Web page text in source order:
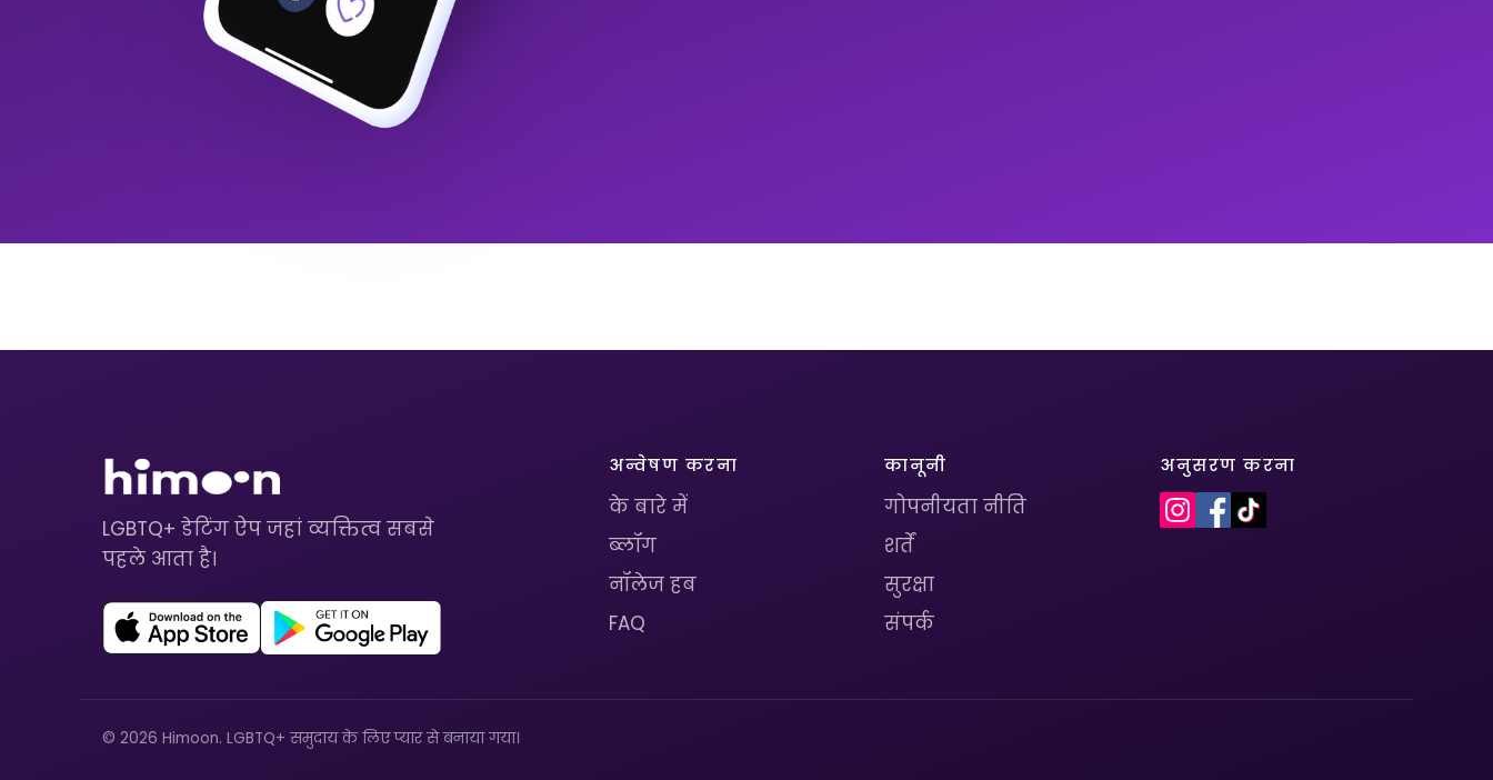
LGBTQ+ डेटिंग ऐप जहां व्यक्तित्व सबसे
पहले आता है।
अन्वेषण करना
के बारे में
ब्लॉग
नॉलेज हब
FAQ
कानूनी
गोपनीयता नीति
शर्तें
सुरक्षा
संपर्क
अनुसरण करना
© 2026 Himoon. LGBTQ+ समुदाय के लिए प्यार से बनाया गया।